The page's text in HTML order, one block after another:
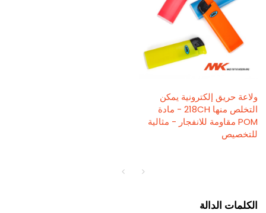
ولاعة حريق إلكترونية يمكن
التخلص منها 218CH - مادة
POM مقاومة للانفجار - مثالية
للتخصيص
الكلمات الدالة